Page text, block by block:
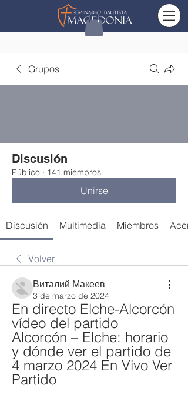
Grupos
Discusión
Público · 141 miembros
Unirse
Discusión Multimedia Miembros
Volver
Виталий Макеев
3 de marzo de 2024
En directo Elche-Alcorcón
vídeo del partido
Alcorcón – Elche: horario
y dónde ver el partido de
4 marzo 2024 En Vivo Ver
Partido